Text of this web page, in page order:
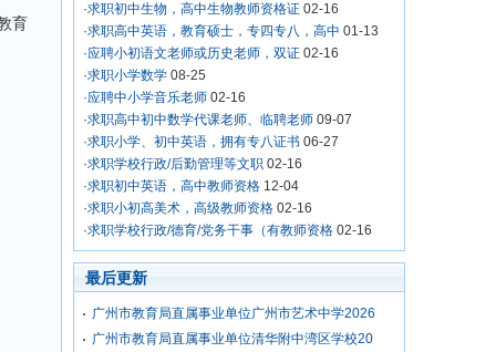
育
·求职初中生物，高中生物教师资格证 02-16
·求职高中英语，教育硕士，专四专八，高中 01-13
·应聘小初语文老师或历史老师，双证 02-16
·求职小学数学 08-25
·应聘中小学音乐老师 02-16
·求职高中初中数学代课老师、临聘老师 09-07
·求职小学、初中英语，拥有专八证书 06-27
·求职学校行政/后勤管理等文职 02-16
·求职初中英语，高中教师资格 12-04
·求职小初高美术，高级教师资格 02-16
·求职学校行政/德育/党务干事（有教师资格 02-16
最后更新
广州市教育局直属事业单位广州市艺术中学2026
广州市教育局直属事业单位清华附中湾区学校20